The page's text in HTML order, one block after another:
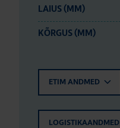
LAIUS (MM)
KÕRGUS (MM)
ETIM ANDMED
LOGISTIKAANDMED